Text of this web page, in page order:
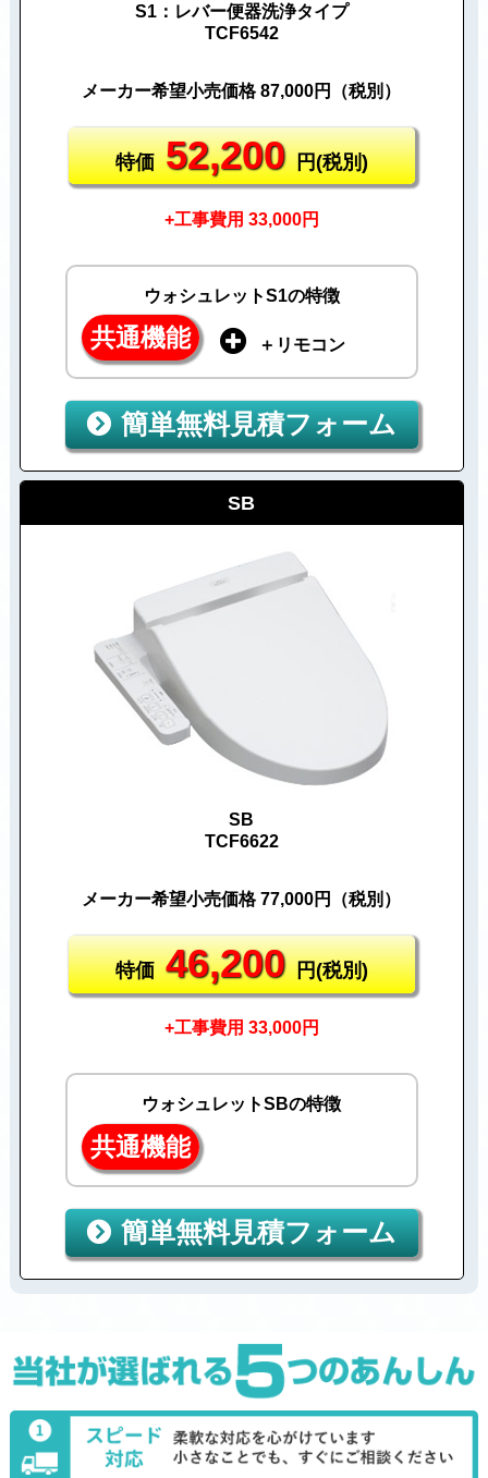
S1：レバー便器洗浄タイプ
TCF6542
メーカー希望小売価格 87,000円（税別）
特価52,200円(税別)
+工事費用 33,000円
ウォシュレットS1の特徴
共通機能 ＋リモコン
簡単無料見積フォーム
SB
SB
TCF6622
メーカー希望小売価格 77,000円（税別）
特価46,200円(税別)
+工事費用 33,000円
ウォシュレットSBの特徴
共通機能
簡単無料見積フォーム